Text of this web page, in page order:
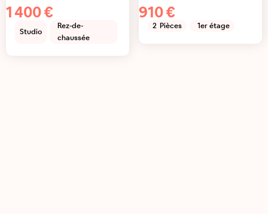
1 400 €
Studio
Rez-de-
chaussée
910 €
2 Pièces 1er étage